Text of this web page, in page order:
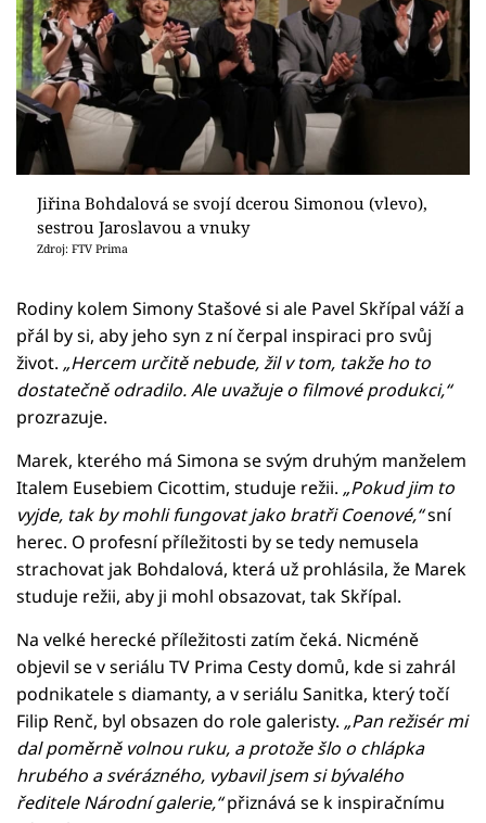
Jiřina Bohdalová se svojí dcerou Simonou (vlevo),
sestrou Jaroslavou a vnuky
Zdroj: FTV Prima
Rodiny kolem Simony Stašové si ale Pavel Skřípal váží a
přál by si, aby jeho syn z ní čerpal inspiraci pro svůj
život. „Hercem určitě nebude, žil v tom, takže ho to
dostatečně odradilo. Ale uvažuje o filmové produkci,“
prozrazuje.
Marek, kterého má Simona se svým druhým manželem
Italem Eusebiem Cicottim, studuje režii. „Pokud jim to
vyjde, tak by mohli fungovat jako bratři Coenové,“sní
herec. O profesní příležitosti by se tedy nemusela
strachovat jak Bohdalová, která už prohlásila, že Marek
studuje režii, aby ji mohl obsazovat, tak Skřípal.
Na velké herecké příležitosti zatím čeká. Nicméně
objevil se v seriálu TV Prima Cesty domů, kde si zahrál
podnikatele s diamanty, a v seriálu Sanitka, který točí
Filip Renč, byl obsazen do role galeristy. „Pan režisér mi
dal poměrně volnou ruku, a protože šlo o chlápka
hrubého a svérázného, vybavil jsem si bývalého
ředitele Národní galerie,“přiznává se k inspiračnímu